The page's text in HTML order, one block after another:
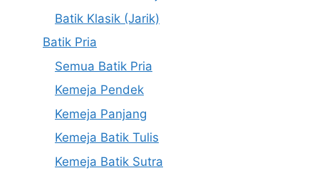
Batik Klasik (Jarik)
Batik Pria
Semua Batik Pria
Kemeja Pendek
Kemeja Panjang
Kemeja Batik Tulis
Kemeja Batik Sutra